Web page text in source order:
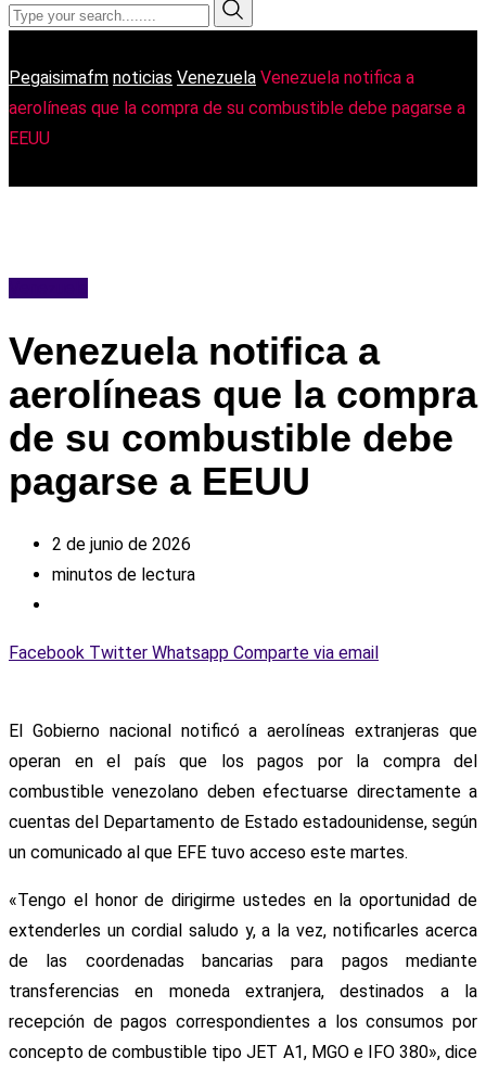
Pegaisimafm noticias Venezuela Venezuela notifica a
aerolíneas que la compra de su combustible debe pagarse a
EEUU
Venezuela notifica a
aerolíneas que la compra
de su combustible debe
pagarse a EEUU
2 de junio de 2026
minutos de lectura
Facebook Twitter Whatsapp Comparte via email
El Gobierno nacional notificó a aerolíneas extranjeras que
operan en el país que los pagos por la compra del
combustible venezolano deben efectuarse directamente a
cuentas del Departamento de Estado estadounidense, según
un comunicado al que EFE tuvo acceso este martes.
«Tengo el honor de dirigirme ustedes en la oportunidad de
extenderles un cordial saludo y, a la vez, notificarles acerca
de las coordenadas bancarias para pagos mediante
transferencias en moneda extranjera, destinados a la
recepción de pagos correspondientes a los consumos por
concepto de combustible tipo JET A1, MGO e IFO 380», dice